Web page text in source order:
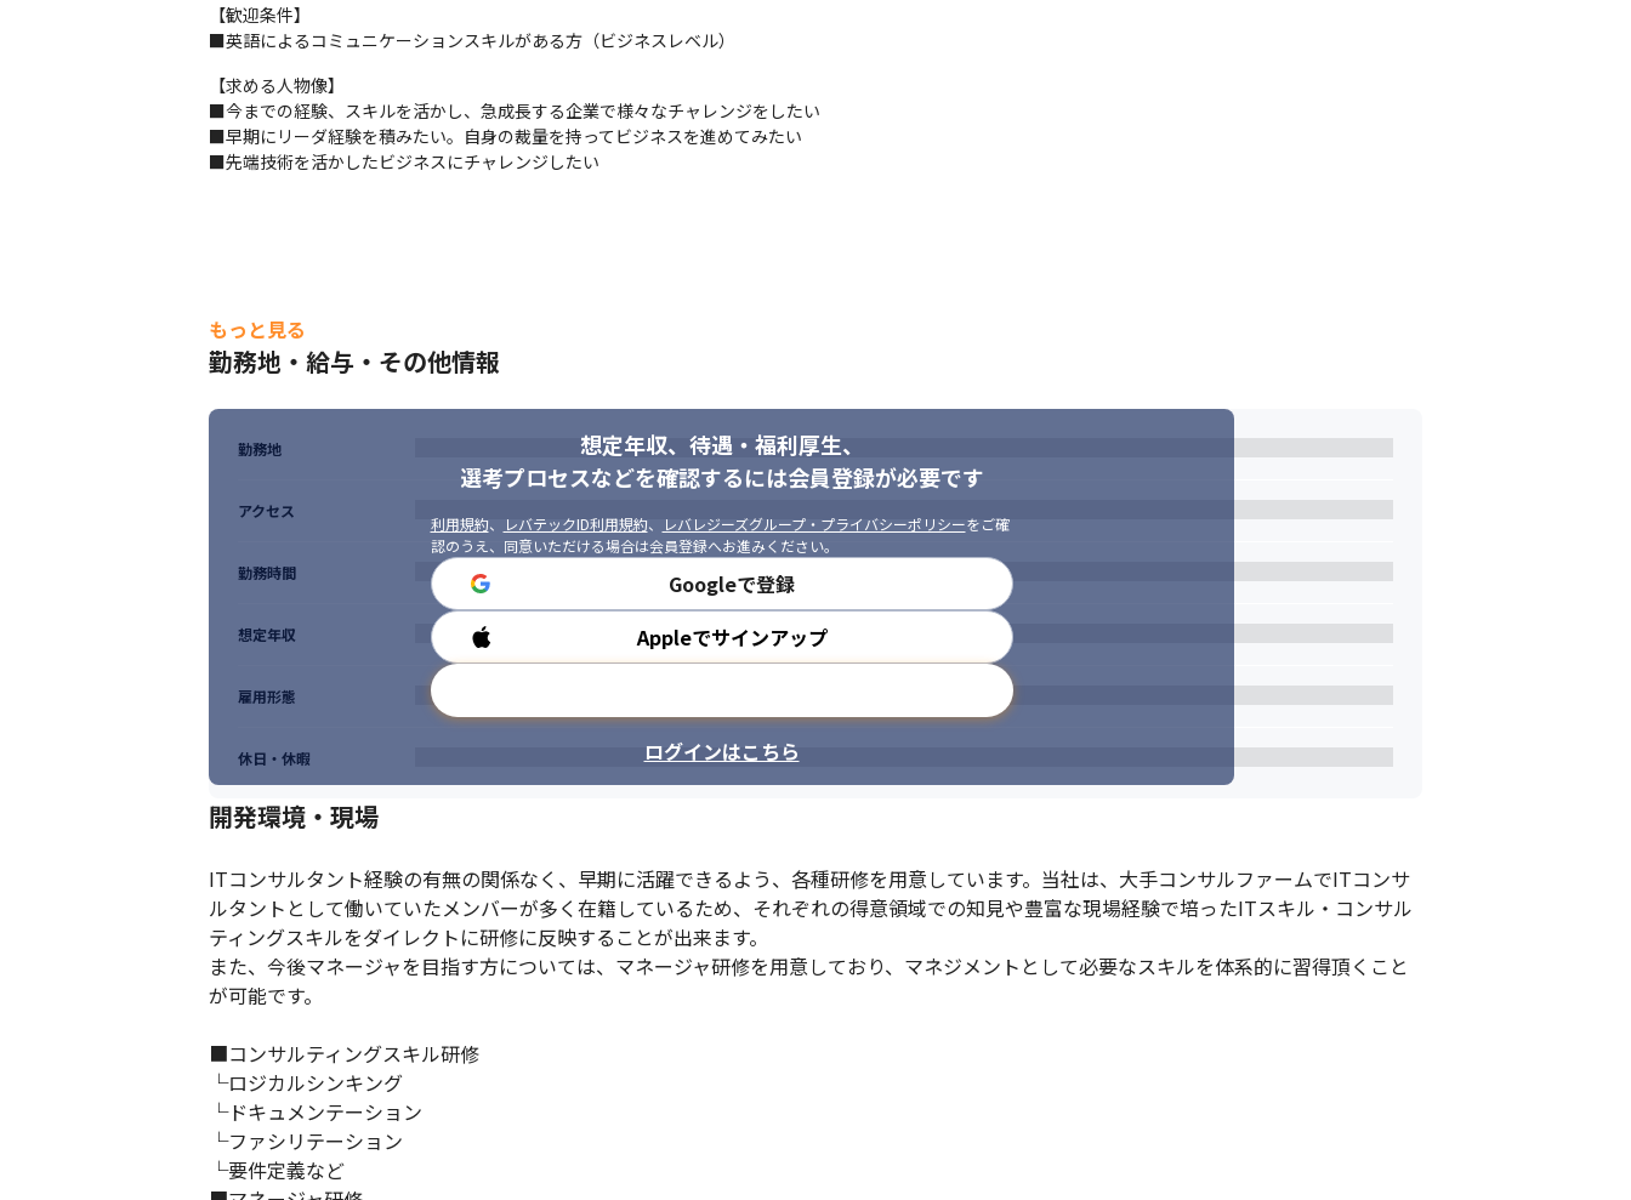
【歓迎条件】
■英語によるコミュニケーションスキルがある方（ビジネスレベル）
【求める人物像】
■今までの経験、スキルを活かし、急成長する企業で様々なチャレンジをしたい
■早期にリーダ経験を積みたい。自身の裁量を持ってビジネスを進めてみたい
■先端技術を活かしたビジネスにチャレンジしたい
もっと見る
勤務地・給与・その他情報
想定年収、待遇・福利厚生、
選考プロセスなどを確認するには会員登録が必要です
利用規約、 レバテックID利用規約、 レバレジーズグループ・プライバシーポリシーをご確
認のうえ、同意いただける場合は会員登録へお進みください。
Googleで登録
Appleでサインアップ
ログインはこちら
勤務地
アクセス
勤務時間
想定年収
雇用形態
休日・休暇
開発環境・現場
ITコンサルタント経験の有無の関係なく、早期に活躍できるよう、各種研修を用意しています。当社は、大手コンサルファームでITコンサ
ルタントとして働いていたメンバーが多く在籍しているため、それぞれの得意領域での知見や豊富な現場経験で培ったITスキル・コンサル
ティングスキルをダイレクトに研修に反映することが出来ます。
また、今後マネージャを目指す方については、マネージャ研修を用意しており、マネジメントとして必要なスキルを体系的に習得頂くこと
が可能です。
■コンサルティングスキル研修
└ロジカルシンキング
└ドキュメンテーション
└ファシリテーション
└要件定義など